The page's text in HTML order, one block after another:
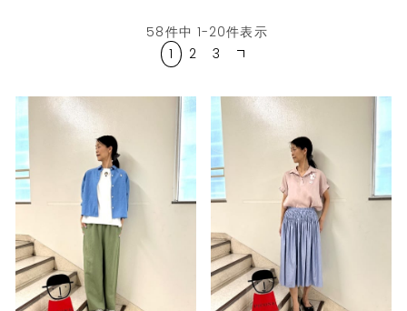
58件中 1-20件表示
1
2 3